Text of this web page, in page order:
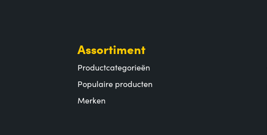
Assortiment
Productcategorieën
Populaire producten
Merken